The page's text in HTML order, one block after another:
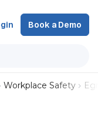
Book a Demo
Workplace Safety